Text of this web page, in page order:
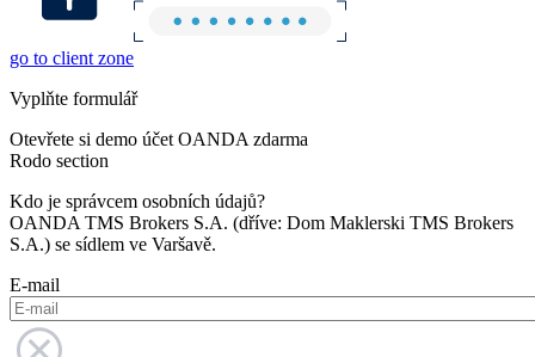
go to client zone
Vyplňte formulář
Otevřete si demo účet OANDA zdarma
Rodo section
Kdo je správcem osobních údajů?
OANDA TMS Brokers S.A. (dříve: Dom Maklerski TMS Brokers
S.A.) se sídlem ve Varšavě.
E-mail